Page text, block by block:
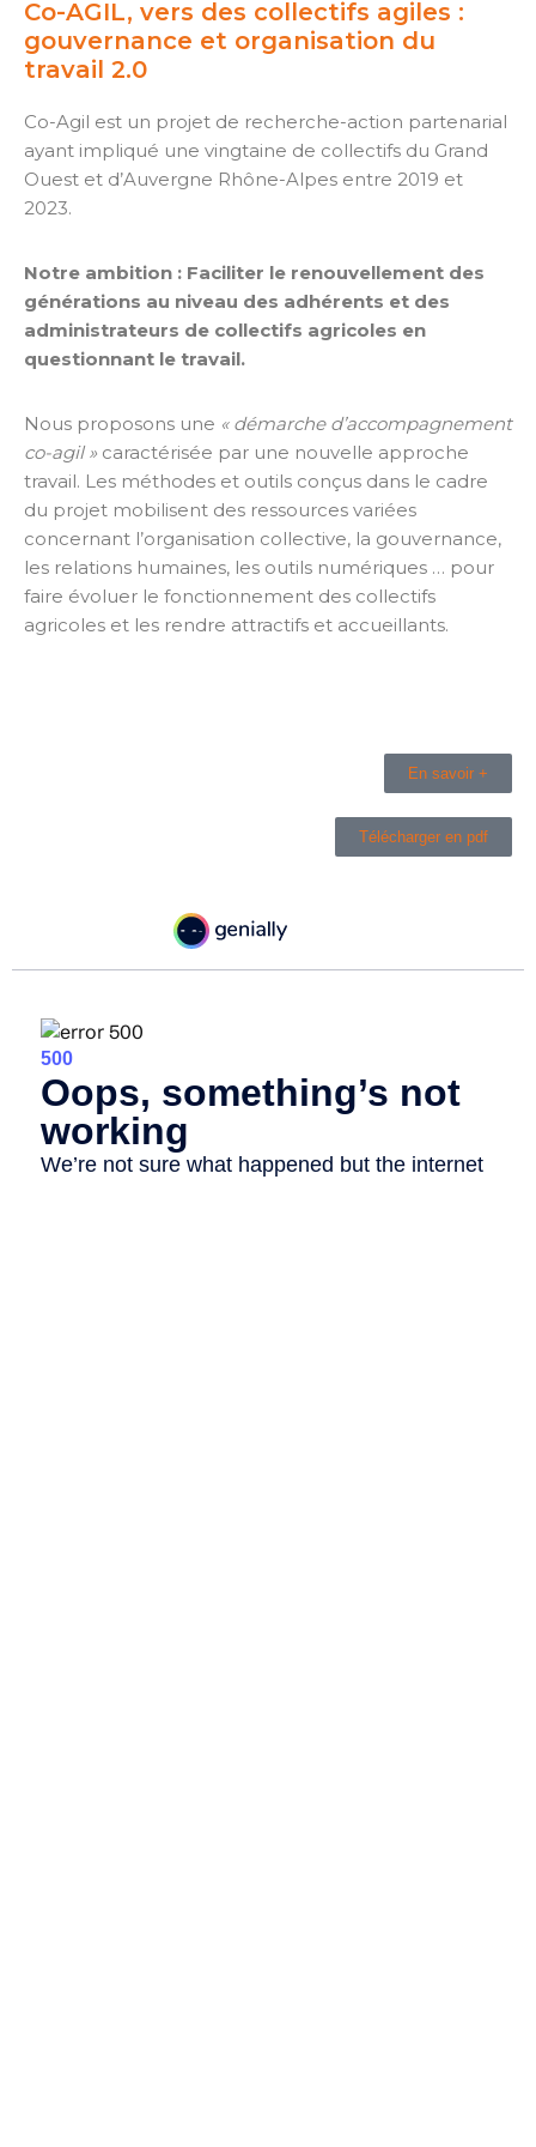
Co-AGIL, vers des collectifs agiles :
gouvernance et organisation du
travail 2.0
Co-Agil est un projet de recherche-action partenarial
ayant impliqué une vingtaine de collectifs du Grand
Ouest et d’Auvergne Rhône-Alpes entre 2019 et
2023.
Notre ambition : Faciliter le renouvellement des
générations au niveau des adhérents et des
administrateurs de collectifs agricoles en
questionnant le travail.
Nous proposons une « démarche d’accompagnement
co-agil » caractérisée par une nouvelle approche
travail. Les méthodes et outils conçus dans le cadre
du projet mobilisent des ressources variées
concernant l’organisation collective, la gouvernance,
les relations humaines, les outils numériques … pour
faire évoluer le fonctionnement des collectifs
agricoles et les rendre attractifs et accueillants.
En savoir +
Télécharger en pdf